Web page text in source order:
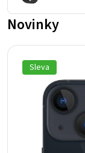
Novinky
Sleva